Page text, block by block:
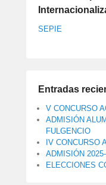
SEPIE
Entradas
V CONCURSO
ADMISIÓN
FULGENCIO
IV CONCURSO
ADMISIÓN
ELECCIONES